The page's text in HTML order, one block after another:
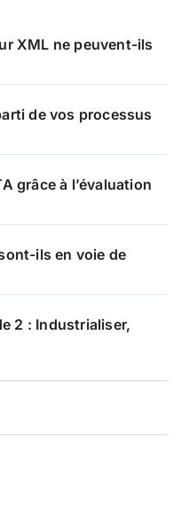
XML ne peuvent-ils
de vos processus
grâce à l’évaluation
ils en voie de
2 : Industrialiser,